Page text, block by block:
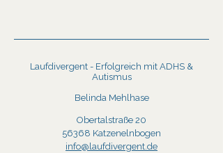
Laufdivergent - Erfolgreich mit ADHS &
Autismus
Belinda Mehlhase
Obertalstraße 20
56368 Katzenelnbogen
info@laufdivergent.de